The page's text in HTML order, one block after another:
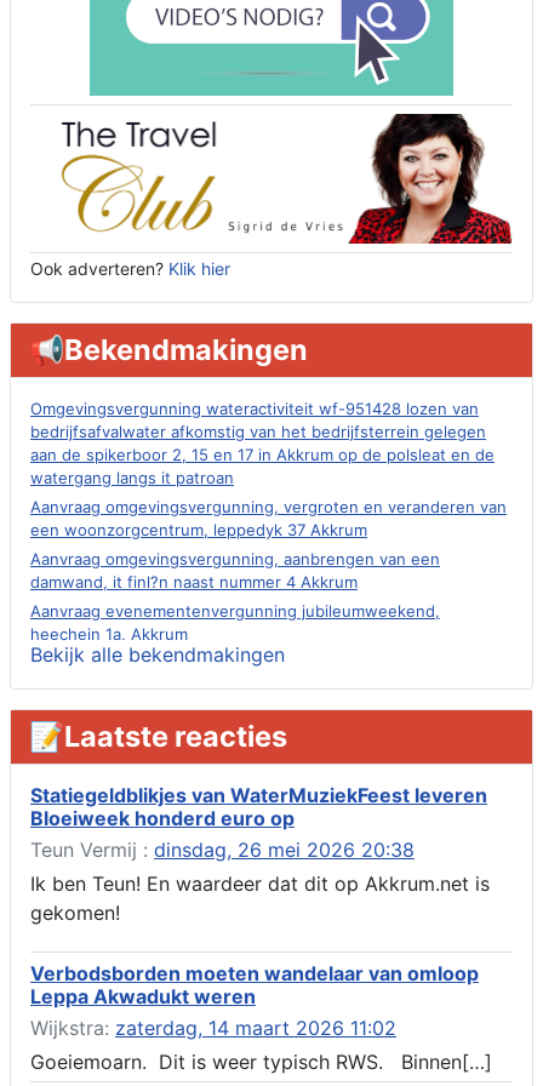
Ook adverteren? Klik hier
📢Bekendmakingen
Omgevingsvergunning wateractiviteit wf-951428 lozen van
bedrijfsafvalwater afkomstig van het bedrijfsterrein gelegen
aan de spikerboor 2, 15 en 17 in Akkrum op de polsleat en de
watergang langs it patroan
Aanvraag omgevingsvergunning, vergroten en veranderen van
een woonzorgcentrum, leppedyk 37 Akkrum
Aanvraag omgevingsvergunning, aanbrengen van een
damwand, it finl?n naast nummer 4 Akkrum
Aanvraag evenementenvergunning jubileumweekend,
heechein 1a, Akkrum
Verlening omgevingsvergunning, tijdelijk gebruik openbare
ruimte 02-10 t/m 02-11-2026, sitadel voor nr 6 te Akkrum
Aanvraag omgevingsvergunning, tijdelijk gebruik openbare
ruimte 02-10 t/m 02-11-2026, sitadel voor nr 6 te Akkrum
Verlenging beslistermijn aanvraag omgevingsvergunning,
heechein 28, 8491 em Akkrum
Aanvraag omgevingsvergunning, veranderen van een woning
(voordeur en dakkapel), boarnsterdyk 75 Akkrum
aanbrengen van asfalt t.b.v. onderhoud fietspad t.h.v
boarnsterdyk, Akkrum
Verlening ontheffing geluid, boarnsw?l Akkrum
Kennisgeving vergunningaanvraag voor het -bouwwerken,
werken en objecten in of bij een oppervlaktewaterlichaam, niet
zijnde de noordzee, of waterkering in beheer bij het rijk te
Akkrum
Bekijk alle bekendmakingen
📝Laatste reacties
Statiegeldblikjes van WaterMuziekFeest leveren
Bloeiweek honderd euro op
Teun Vermij : dinsdag, 26 mei 2026 20:38
Ik ben Teun! En waardeer dat dit op Akkrum.net is
gekomen!
Verbodsborden moeten wandelaar van omloop
Leppa Akwadukt weren
Wijkstra: zaterdag, 14 maart 2026 11:02
Goeiemoarn. Dit is weer typisch RWS. Binnen[…]